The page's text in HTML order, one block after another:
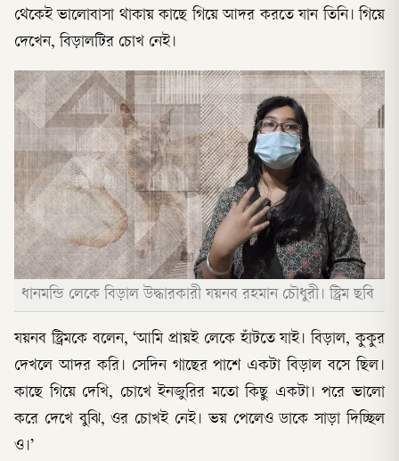
থেকেই ভালোবাসা থাকায় কাছে গিয়ে আদর করতে যান তিনি। গিয়ে
দেখেন, বিড়ালটির চোখ নেই।
ধানমন্ডি লেকে বিড়াল উদ্ধারকারী যয়নব রহমান চৌধুরী। স্ট্রিম ছবি
যয়নব স্ট্রিমকে বলেন, ‘আমি প্রায়ই লেকে হাঁটতে যাই। বিড়াল, কুকুর
দেখলে আদর করি। সেদিন গাছের পাশে একটা বিড়াল বসে ছিল।
কাছে গিয়ে দেখি, চোখে ইনজুরির মতো কিছু একটা। পরে ভালো
করে দেখে বুঝি, ওর চোখই নেই। ভয় পেলেও ডাকে সাড়া দিচ্ছিল
ও।’